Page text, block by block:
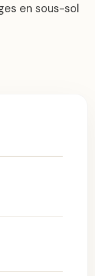
en sous-sol